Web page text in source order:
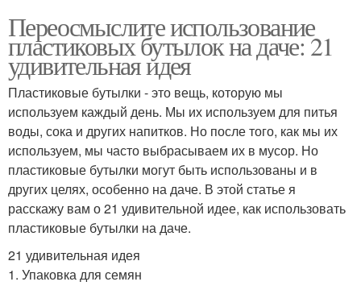
Переосмыслите использование
пластиковых бутылок на даче: 21
удивительная идея
Пластиковые бутылки - это вещь, которую мы
используем каждый день. Мы их используем для питья
воды, сока и других напитков. Но после того, как мы их
используем, мы часто выбрасываем их в мусор. Но
пластиковые бутылки могут быть использованы и в
других целях, особенно на даче. В этой статье я
расскажу вам о 21 удивительной идее, как использовать
пластиковые бутылки на даче.
21 удивительная идея
1. Упаковка для семян